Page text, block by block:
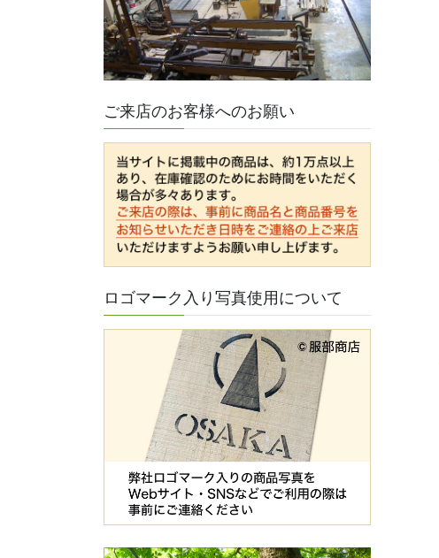
ご来店のお客様へのお願い
ロゴマーク入り写真使用について